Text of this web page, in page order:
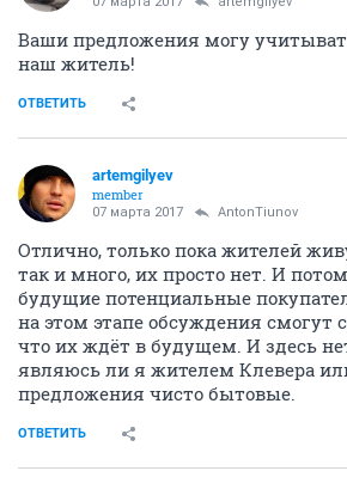
Ваши предложения могу
наш житель!
ОТВЕТИТЬ
artemgilyev
member
07 марта 2017 AntonTiunov
Отлично, только пока жителей
так и много, их просто нет. И
будущие потенциальные
на этом этапе обсуждения смогут
что их ждёт в будущем. И здесь
являюсь ли я жителем Клевера
предложения чисто бытовые.
ОТВЕТИТЬ